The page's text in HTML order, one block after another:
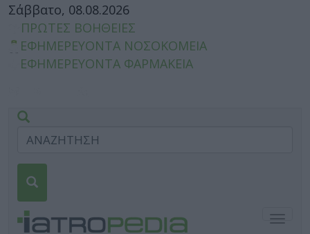
Σάββατο, 08.08.2026
ΠΡΩΤΕΣ ΒΟΗΘΕΙΕΣ
ΕΦΗΜΕΡΕΥΟΝΤΑ ΝΟΣΟΚΟΜΕΙΑ
ΕΦΗΜΕΡΕΥΟΝΤΑ ΦΑΡΜΑΚΕΙΑ